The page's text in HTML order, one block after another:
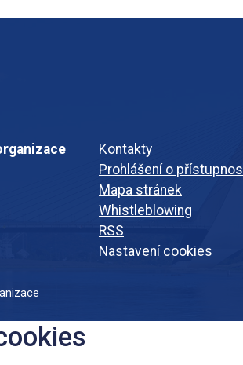
Kontakty
Prohlášení o
Mapa stránek
Whistleblowing
RSS
Nastavení cookies